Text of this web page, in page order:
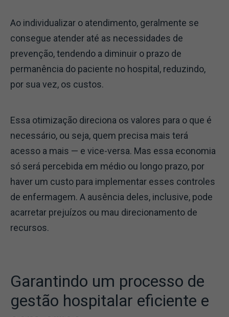
Ao individualizar o atendimento, geralmente se
consegue atender até as necessidades de
prevenção, tendendo a diminuir o prazo de
permanência do paciente no hospital, reduzindo,
por sua vez, os custos.
Essa otimização direciona os valores para o que é
necessário, ou seja, quem precisa mais terá
acesso a mais — e vice-versa. Mas essa economia
só será percebida em médio ou longo prazo, por
haver um custo para implementar esses controles
de enfermagem. A ausência deles, inclusive, pode
acarretar prejuízos ou mau direcionamento de
recursos.
Garantindo um processo de
gestão hospitalar eficiente e